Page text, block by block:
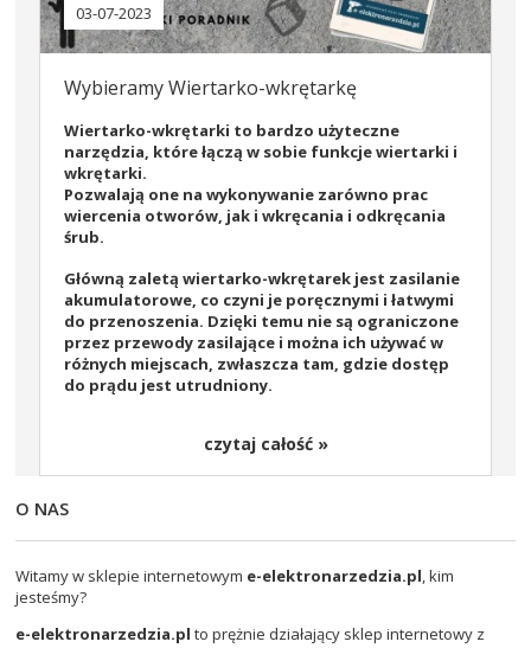
03-07-2023
Wybieramy Wiertarko-wkrętarkę
Wiertarko-wkrętarki to bardzo użyteczne
narzędzia, które łączą w sobie funkcje wiertarki i
wkrętarki.
Pozwalają one na wykonywanie zarówno prac
wiercenia otworów, jak i wkręcania i odkręcania
śrub.
Główną zaletą wiertarko-wkrętarek jest zasilanie
akumulatorowe, co czyni je poręcznymi i łatwymi
do przenoszenia. Dzięki temu nie są ograniczone
przez przewody zasilające i można ich używać w
różnych miejscach, zwłaszcza tam, gdzie dostęp
do prądu jest utrudniony.
czytaj całość »
O NAS
Witamy w sklepie internetowym e-elektronarzedzia.pl, kim
jesteśmy?
e-elektronarzedzia.pl to prężnie działający sklep internetowy z